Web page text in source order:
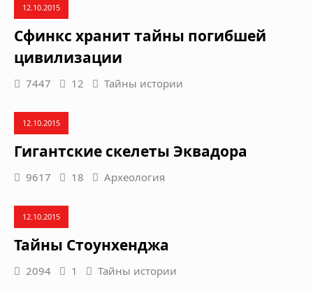
12.10.2015
Сфинкс хранит тайны погибшей
цивилизации
7447 12 Тайны истории
12.10.2015
Гигантские скелеты Эквадора
9617 18 Археология
12.10.2015
Тайны Стоунхенджа
2094 1 Тайны истории